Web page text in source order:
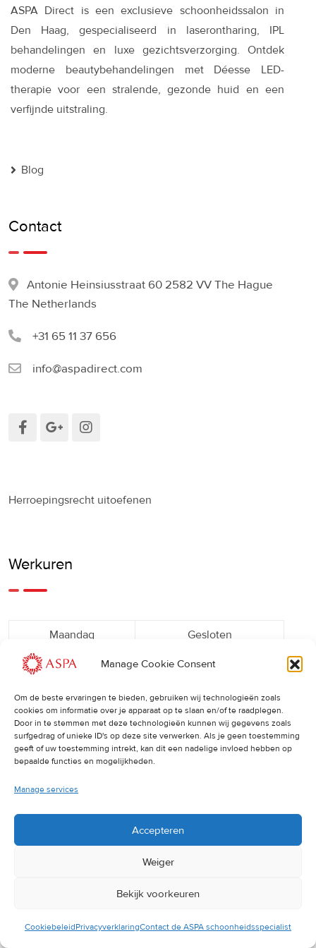
Manage Cookie Consent
Om de beste ervaringen te bieden, gebruiken wij technologieën zoals
cookies om informatie over je apparaat op te slaan en/of te raadplegen.
Door in te stemmen met deze technologieën kunnen wij gegevens zoals
surfgedrag of unieke ID's op deze site verwerken. Als je geen toestemming
geeft of uw toestemming intrekt, kan dit een nadelige invloed hebben op
bepaalde functies en mogelijkheden.
Manage services
Accepteren
Weiger
Bekijk voorkeuren
CookiebeleidPrivacyverklaringContact de ASPA schoonheidsspecialist
ASPA Direct is een exclusieve schoonheidssalon in
Den Haag, gespecialiseerd in laserontharing, IPL
behandelingen en luxe gezichtsverzorging. Ontdek
moderne beautybehandelingen met Déesse LED-
therapie voor een stralende, gezonde huid en een
verfijnde uitstraling.
Blog
Contact
Antonie Heinsiusstraat 60 2582 VV The Hague
The Netherlands
+31 65 11 37 656
info@aspadirect.com
Herroepingsrecht uitoefenen
Werkuren
Maandag Gesloten
Dinsdag 10:00 – 14:00
Woensdag 10:00 – 18:00
Donderdag 10:00 – 14:00
Vrijdag 10:00 – 17:00